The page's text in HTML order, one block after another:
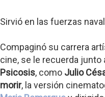
Sirvió en las fuerzas
Compaginó su carrera
cine, se le recuerda junto
Psicosis, como Julio
morir, la versión